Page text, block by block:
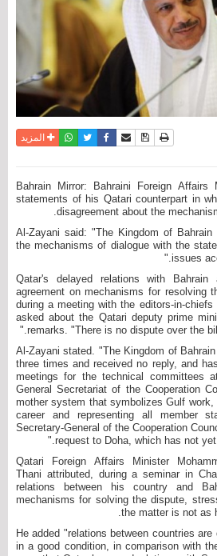
نسخة للطباعة
حفظ الموضوع
أرسل الى صديق
فيسبوكتويترواتسابالمزيد
Bahrain Mirror: Bahraini Foreign Affairs
statements of his Qatari counterpart in
disagreement about the
Al-Zayani said: "The Kingdom of
the mechanisms of dialogue with the
issues
"Qatar's delayed relations with
agreement on mechanisms for resolving
during a meeting with the editors-in-
asked about the Qatari deputy prime
remarks. "There is no dispute over the
Al-Zayani stated. "The Kingdom of
three times and received no reply, and
meetings for the technical committees
General Secretariat of the Cooperation
mother system that symbolizes Gulf work,
career and representing all member
Secretary-General of the Cooperation
request to Doha, which has not yet
Qatari Foreign Affairs Minister
Thani attributed, during a seminar in
relations between his country and
mechanisms for solving the dispute,
the matter is not as
He added "relations between countries
in a good condition, in comparison with